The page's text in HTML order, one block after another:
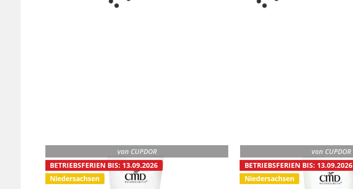
BETRIEBSFERIEN BIS: 13.09.2026
Niedersachsen
von CUPDOR
BETRIEBSFERIEN BIS: 13.09.2026
Niedersachsen
von CUPDOR